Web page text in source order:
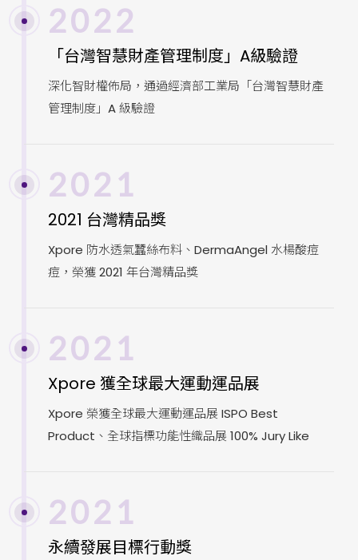
2022
「台灣智慧財產管理制度」A級驗證
深化智財權佈局，通過經濟部工業局「台灣智慧財產
管理制度」A 級驗證
2021
2021 台灣精品獎
Xpore 防水透氣蠶絲布料、DermaAngel 水楊酸痘
痘，榮獲 2021 年台灣精品獎
2021
Xpore 獲全球最大運動運品展
Xpore 榮獲全球最大運動運品展 ISPO Best
Product、全球指標功能性織品展 100% Jury Like
2021
永續發展目標行動獎